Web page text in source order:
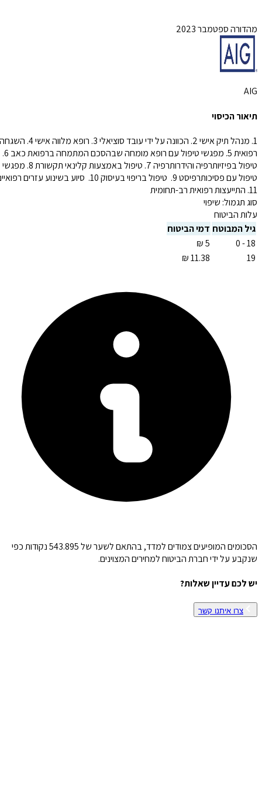
מהדורה ספטמבר 2023
AIG
תיאור הכיסוי
1. מנהל תיק אישי 2. הכוונה על ידי עובד סוציאלי 3. רופא מלווה אישי 4. השגחה
רפואית 5. מפגשי טיפול עם רופא מומחה שבהסכם המתמחה ברפואת כאב 6.
טיפול בפיזיותרפיה והידרותרפיה 7. טיפול באמצעות קלינאי תקשורת 8. מפגשי
טיפול עם פסיכותרפיסט 9. ⁠ טיפול בריפוי בעיסוק 10. ⁠ סיוע בשינוע עזרים רפואיים
11. ⁠התייעצות רפואית רב-תחומית
סוג תגמול:שיפוי
עלות הביטוח
גיל המבוטחדמי הביטוח
18 - 0
19
הסכומים המופיעים צמודים למדד, בהתאם לשער של 543.895 נקודות כפי
שנקבע על ידי חברת הביטוח למחירים המצוינים.
יש לכם עדיין שאלות?
צרו איתנו קשר